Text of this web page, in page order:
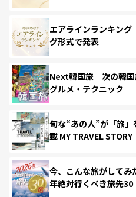
エアラインランキン
グ形式で発表
Next韓国旅 次の韓国
グルメ・テクニック
旬な“あの人”が「旅
載 MY TRAVEL STORY
今、こんな旅がしてみ
年絶対行くべき旅先30